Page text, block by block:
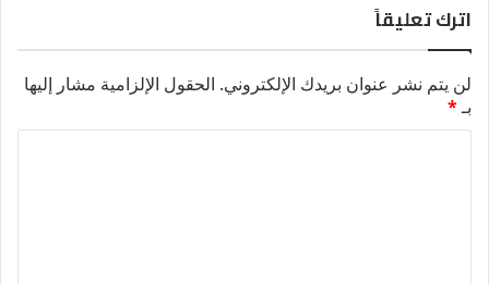
اترك تعليقاً
لن يتم نشر عنوان بريدك الإلكتروني. الحقول الإلزامية مشار إليها
بـ*